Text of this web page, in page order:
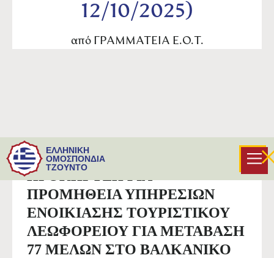
12/10/2025)
από ΓΡΑΜΜΑΤΕΙΑ Ε.Ο.Τ.
ΕΛΛΗΝΙΚΗ
ΟΜΟΣΠΟΝΔΙΑ
ΤΖΟΥΝΤΟ
ΠΡΟΚΗΡΥΞΗ ΓΙΑ
ΠΡΟΜΗΘΕΙΑ ΥΠΗΡΕΣΙΩΝ
ΕΝΟΙΚΙΑΣΗΣ ΤΟΥΡΙΣΤΙΚΟΥ
ΛΕΩΦΟΡΕΙΟΥ ΓΙΑ ΜΕΤΑΒΑΣΗ
77 ΜΕΛΩΝ ΣΤΟ ΒΑΛΚΑΝΙΚΟ